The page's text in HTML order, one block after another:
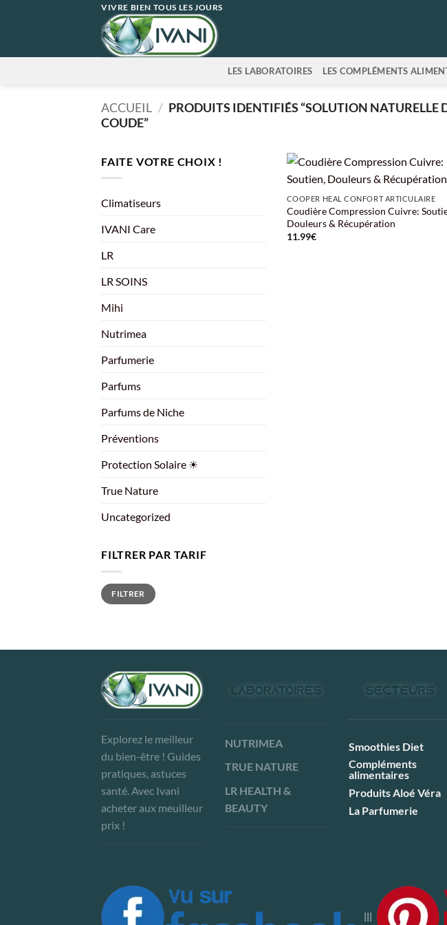
VIVRE BIEN TOUS LES JOURS
LES LABORATOIRES LES COMPLÉMENTS
ACCUEIL / PRODUITS IDENTIFIÉS “SOLUTION NATURELLE
COUDE”
FAITE VOTRE CHOIX !
Climatiseurs
IVANI Care
LR
LR SOINS
Mihi
Nutrimea
Parfumerie
Parfums
Parfums de Niche
Préventions
Protection Solaire ☀
True Nature
Uncategorized
FILTRER PAR TARIF
Prix
min
Prix
maxFILTRER
+
COOPER HEAL CONFORT ARTICULAIRE
Coudière Compression Cuivre:
Douleurs & Récupération
11.99€
Explorez le meilleur
du bien-être ! Guides
pratiques, astuces
santé. Avec Ivani
acheter aux meuilleur
prix !
NUTRIMEA
TRUE NATURE
LR HEALTH &
BEAUTY
Smoothies Diet
Compléments
alimentaires
Produits Aloé Véra
La Parfumerie
|||